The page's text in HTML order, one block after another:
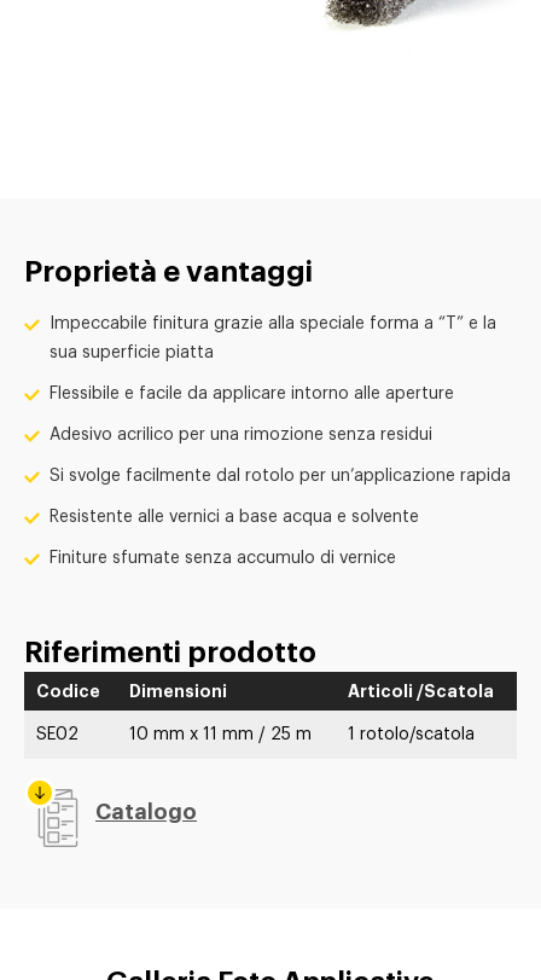
Proprietà e vantaggi
Impeccabile finitura grazie alla speciale forma a “T” e la
sua superficie piatta
Flessibile e facile da applicare intorno alle aperture
Adesivo acrilico per una rimozione senza residui
Si svolge facilmente dal rotolo per un’applicazione rapida
Resistente alle vernici a base acqua e solvente
Finiture sfumate senza accumulo di vernice
Riferimenti prodotto
Codice Dimensioni Articoli /Scatola
SE02 10 mm x 11 mm / 25 m 1 rotolo/scatola
Catalogo